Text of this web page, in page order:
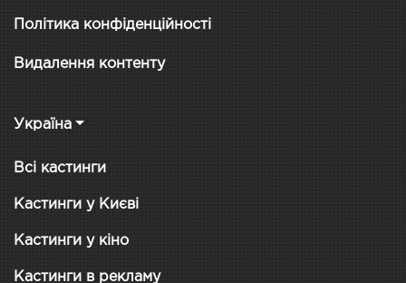
Політика конфіденційності
Видалення контенту
Україна
Всі кастинги
Кастинги у Києві
Кастинги у кіно
Кастинги в рекламу